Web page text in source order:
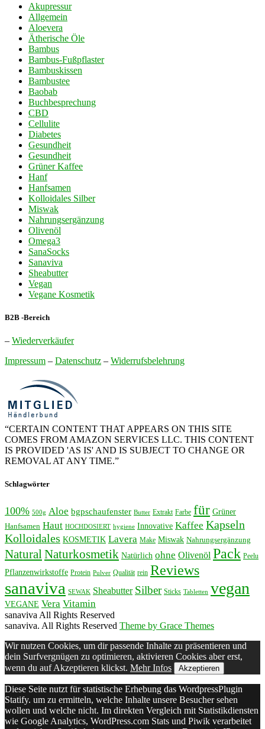
Akupressur
Allgemein
Aloevera
Ätherische Öle
Bambus
Bambus-Fußpflaster
Bambuskissen
Bambustee
Baobab
Buchbesprechung
CBD
Cellulite
Diabetes
Gesundheit
Gesundheit
Grüner Kaffee
Hanf
Hanfsamen
Kolloidales Silber
Miswak
Nahrungsergänzung
Olivenöl
Omega3
SanaSocks
Sanaviva
Sheabutter
Vegan
Vegane Kosmetik
B2B -Bereich
– Wiederverkäufer
Impressum – Datenschutz – Widerrufsbelehrung
“CERTAIN CONTENT THAT APPEARS ON THIS SITE
COMES FROM AMAZON SERVICES LLC. THIS CONTENT
IS PROVIDED 'AS IS' AND IS SUBJECT TO CHANGE OR
REMOVAL AT ANY TIME.”
Schlagwörter
100% 500g Aloe bgpschaufenster Butter Extrakt Farbe für Grüner
Hanfsamen Haut HOCHDOSIERT hygiene Innovative Kaffee Kapseln
Kolloidales KOSMETIK Lavera Make Miswak Nahrungsergänzung
Natural Naturkosmetik Natürlich ohne Olivenöl Pack Peelu
Pflanzenwirkstoffe Protein Pulver Qualität rein Reviews
sanaviva SEWAK Sheabutter Silber Sticks Tabletten vegan
VEGANE Vera Vitamin
sanaviva All Rights Reserved
sanaviva. All Rights Reserved Theme by Grace Themes
Wir nutzen Cookies, um dir passende Inhalte zu präsentieren und
dein Surfvergnügen zu optimieren, aktivieren Cookies aber erst,
wenn du auf Akzeptieren klickst. Mehr Infos Akzeptieren
Diese Seite nutzt für statistische Erhebung das WordpressPlugin
Statify. um zu ermitteln, welche Inhalte unsere Besucher sehen
wollen und welche nicht. Im direkten Vergleich mit Statistikdiensten
wie Google Analytics, WordPress.com Stats und Piwik verarbeitet